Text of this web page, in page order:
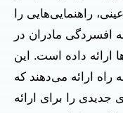
راهنمایی‌هایی را
افسردگی مادران در
ارائه داده است. این
راه ارائه می‌دهند که
جدیدی را برای ارائه